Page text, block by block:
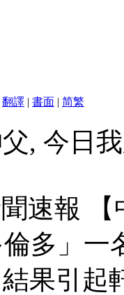
翻譯 | 書面 | 简繁
, 今日
聞速報
多」一
果引起